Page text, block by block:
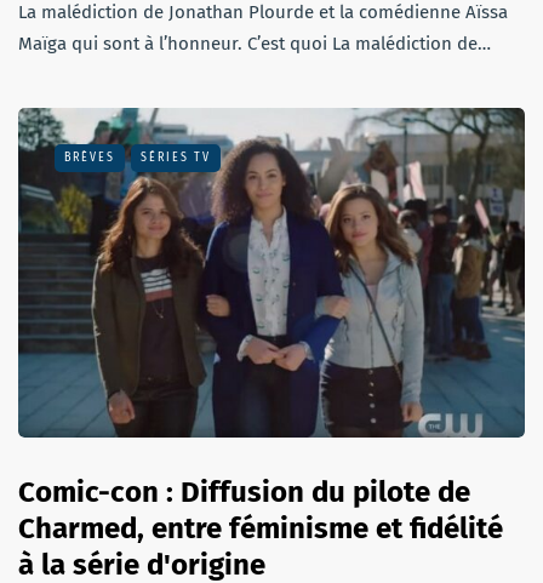
La malédiction de Jonathan Plourde et la comédienne Aïssa
Maïga qui sont à l’honneur. C’est quoi La malédiction de…
BRÈVES SÉRIES TV
Comic-con : Diffusion du pilote de
Charmed, entre féminisme et fidélité
à la série d'origine